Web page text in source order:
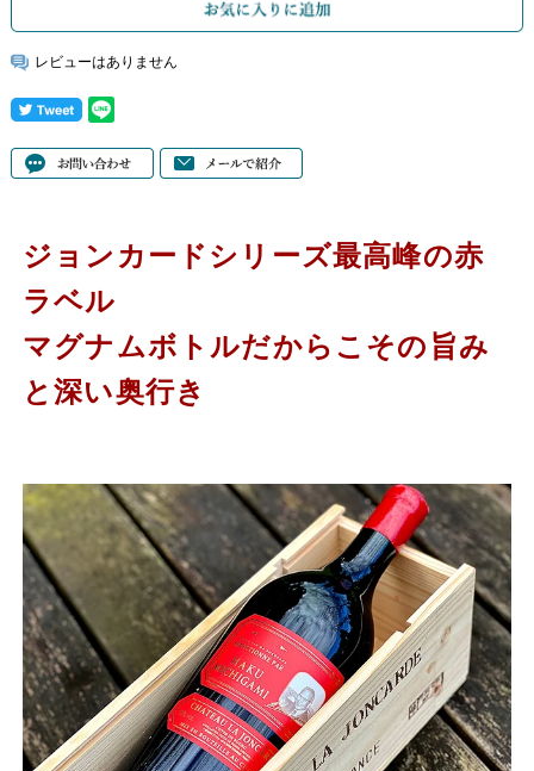
レビューはありません
ジョンカードシリーズ最高峰の赤
ラベル
マグナムボトルだからこその旨み
と深い奥行き